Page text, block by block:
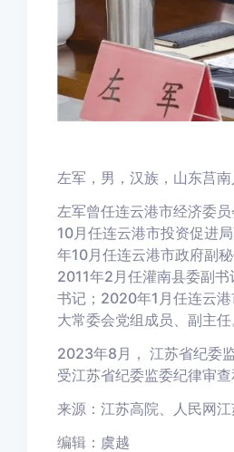
左军，男，汉族，山东莒
左军曾任连云港市经济委
10月任连云港市投资促进
年10月任连云港市政府副
2011年2月任灌南县委副
书记；2020年1月任连云
大常委会党组成员、副主任
2023年8月， 江苏省纪委
受江苏省纪委监委纪律审查
来源： 江苏高院、人民网江
编辑：虞越